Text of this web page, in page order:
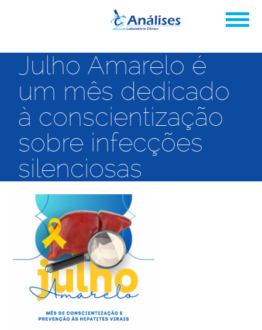
Julho Amarelo é
um mês dedicado
à conscientização
sobre infecções
silenciosas